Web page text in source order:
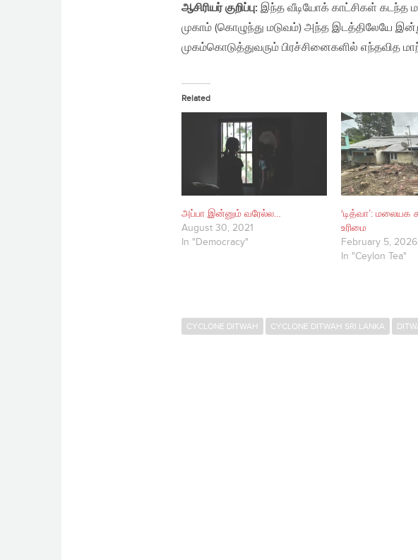
ஆசிரியர் குறிப்பு: இந்த வீடியோக் காட்சிகள் கடந்த
முகாம் (கொழுந்து மடுவம்) அந்த இடத்திலேயே
முகம்கொடுத்துவரும் பிரச்சினைகளில் எந்தவித
Related
அப்பா இன்னும் வரேல்ல…
August 30, 2021
In "Democracy"
‘டித்வா’: மலையக
உரிமை
February 5, 2026
In "Ceylon Tea"
CYCLONE DITWAH CYCLONE DITWAH SRI LANKA